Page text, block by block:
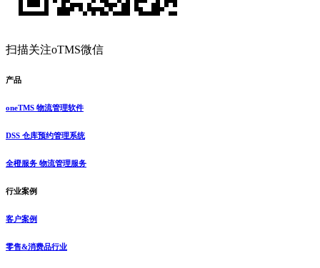
扫描关注oTMS微信
产品
oneTMS 物流管理软件
DSS 仓库预约管理系统
全橙服务 物流管理服务
行业案例
客户案例
零售&消费品行业